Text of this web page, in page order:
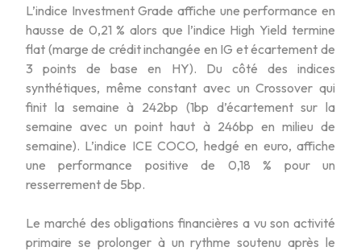
L’indice Investment Grade affiche une performance en
hausse de 0,21 % alors que l’indice High Yield termine
flat (marge de crédit inchangée en IG et écartement de
3 points de base en HY). Du côté des indices
synthétiques, même constant avec un Crossover qui
finit la semaine à 242bp (1bp d’écartement sur la
semaine avec un point haut à 246bp en milieu de
semaine). L’indice ICE COCO, hedgé en euro, affiche
une performance positive de 0,18 % pour un
resserrement de 5bp.
Le marché des obligations financières a vu son activité
primaire se prolonger à un rythme soutenu après le